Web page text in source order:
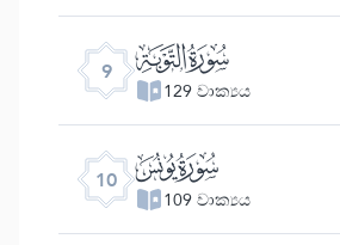
9 ﮕ
129 වාක්‍යය
10 ﮖ
109 වාක්‍යය